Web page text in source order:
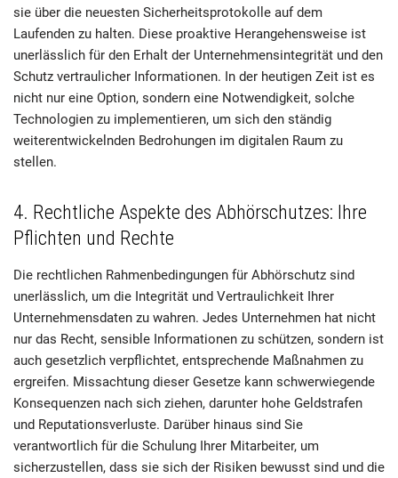
sie über die neuesten Sicherheitsprotokolle auf dem
Laufenden zu halten. Diese proaktive Herangehensweise ist
unerlässlich für den Erhalt der Unternehmensintegrität und den
Schutz vertraulicher Informationen. In der heutigen Zeit ist es
nicht nur eine Option, sondern eine Notwendigkeit, solche
Technologien zu implementieren, um sich den ständig
weiterentwickelnden Bedrohungen im digitalen Raum zu
stellen.
4. Rechtliche Aspekte des Abhörschutzes: Ihre
Pflichten und Rechte
Die rechtlichen Rahmenbedingungen für Abhörschutz sind
unerlässlich, um die Integrität und Vertraulichkeit Ihrer
Unternehmensdaten zu wahren. Jedes Unternehmen hat nicht
nur das Recht, sensible Informationen zu schützen, sondern ist
auch gesetzlich verpflichtet, entsprechende Maßnahmen zu
ergreifen. Missachtung dieser Gesetze kann schwerwiegende
Konsequenzen nach sich ziehen, darunter hohe Geldstrafen
und Reputationsverluste. Darüber hinaus sind Sie
verantwortlich für die Schulung Ihrer Mitarbeiter, um
sicherzustellen, dass sie sich der Risiken bewusst sind und die